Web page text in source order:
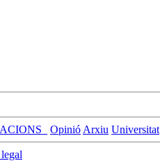
Opinió Arxiu Universitat